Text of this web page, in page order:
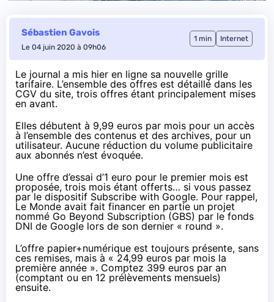
Sébastien Gavois
Le 04 juin 2020 à 09h06
1 min Internet
Le journal a mis hier en ligne sa nouvelle grille
tarifaire. L’ensemble des offres est détaillé dans les
CGV du site, trois offres étant principalement mises
en avant.
Elles débutent à 9,99 euros par mois pour un accès
à l’ensemble des contenus et des archives, pour un
utilisateur. Aucune réduction du volume publicitaire
aux abonnés n’est évoquée.
Une offre d’essai d’1 euro pour le premier mois est
proposée, trois mois étant offerts… si vous passez
par le dispositif Subscribe with Google. Pour rappel,
Le Monde avait fait financer en partie un projet
nommé Go Beyond Subscription (GBS) par le fonds
DNI de Google lors de son dernier « round ».
L’offre papier+numérique est toujours présente, sans
ces remises, mais à « 24,99 euros par mois la
première année ». Comptez 399 euros par an
(comptant ou en 12 prélèvements mensuels)
ensuite.